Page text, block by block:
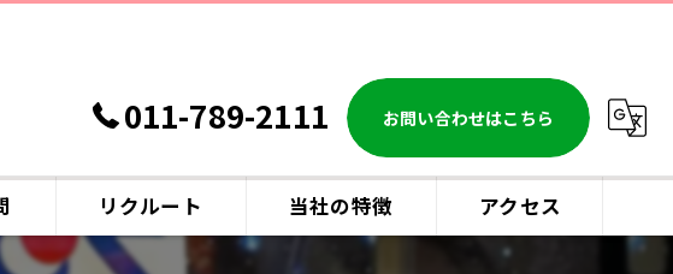
011-789-2111 お問い合わせはこちら
リクルート 当社の特徴 アクセス